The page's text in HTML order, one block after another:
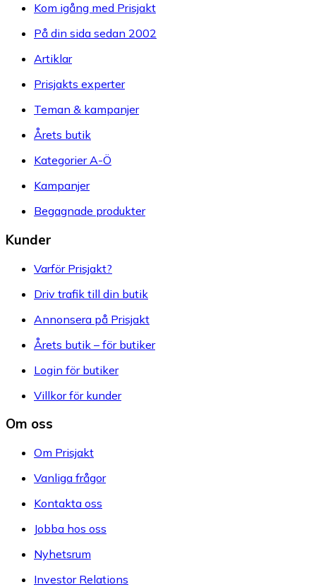
Kom igång med Prisjakt
På din sida sedan 2002
Artiklar
Prisjakts experter
Teman & kampanjer
Årets butik
Kategorier A-Ö
Kampanjer
Begagnade produkter
Kunder
Varför Prisjakt?
Driv trafik till din butik
Annonsera på Prisjakt
Årets butik – för butiker
Login för butiker
Villkor för kunder
Om oss
Om Prisjakt
Vanliga frågor
Kontakta oss
Jobba hos oss
Nyhetsrum
Investor Relations